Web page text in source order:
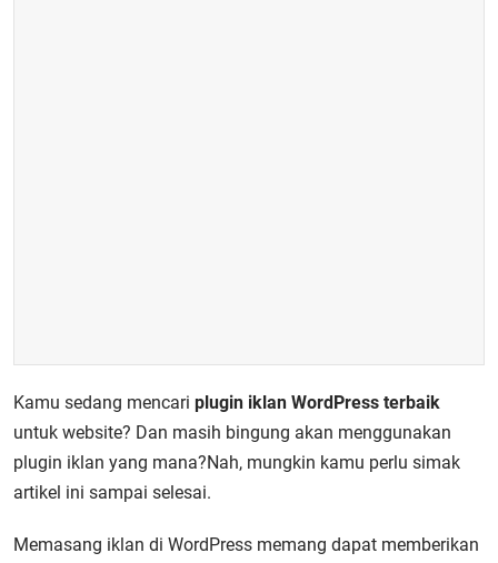
Kamu sedang mencari plugin iklan WordPress terbaik
untuk website? Dan masih bingung akan menggunakan
plugin iklan yang mana?Nah, mungkin kamu perlu simak
artikel ini sampai selesai.
Memasang iklan di WordPress memang dapat memberikan